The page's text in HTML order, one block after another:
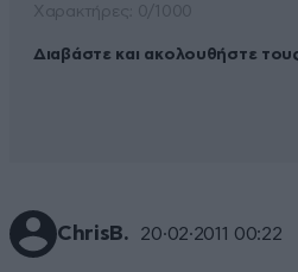
Διαβάστε και ακολουθήστε
ChrisB. 20·02·2011 00:22